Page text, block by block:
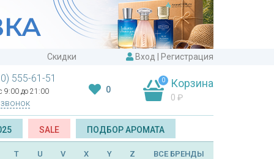
Скидки Вход Регистрация
555-61-51
9:00 до 21:00 0
0 Корзина
0 ₽
SALE ПОДБОР АРОМАТА
T U V X Y Z ВСЕ БРЕНДЫ